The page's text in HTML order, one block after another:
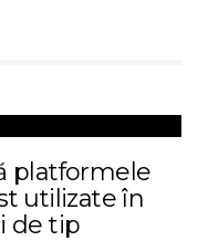
platformele
utilizate în
de tip